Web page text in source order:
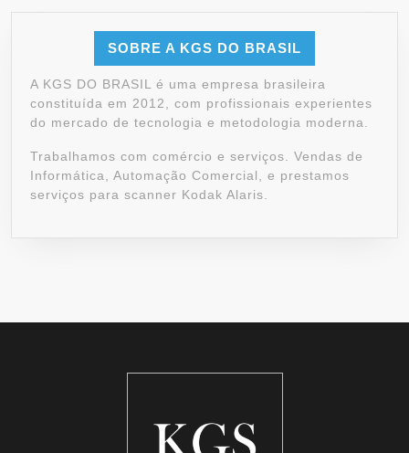
SOBRE A KGS DO BRASIL
A KGS DO BRASIL é uma empresa brasileira
constituída em 2012, com profissionais experientes
do mercado de tecnologia e metodologia moderna.
Trabalhamos com comércio e serviços. Vendas de
Informática, Automação Comercial, e prestamos
serviços para scanner Kodak Alaris.